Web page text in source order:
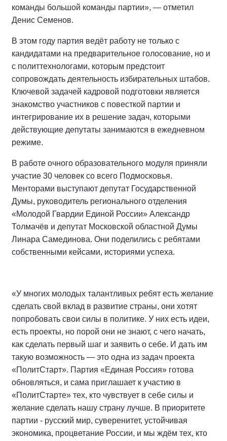
команды большой команды партии», — отметил
Денис Семенов.
В этом году партия ведёт работу не только с
кандидатами на предварительное голосование, но и
с политтехнологами, которым предстоит
сопровождать деятельность избирательных штабов.
Ключевой задачей кадровой подготовки является
знакомство участников с повесткой партии и
интегрирование их в решение задач, которыми
действующие депутаты занимаются в ежедневном
режиме.
В работе очного образовательного модуля приняли
участие 30 человек со всего Подмосковья.
Менторами выступают депутат Государственной
Думы, руководитель регионального отделения
«Молодой Гвардии Единой России» Александр
Толмачёв и депутат Московской областной Думы
Линара Самединова. Они поделились с ребятами
собственными кейсами, историями успеха.
«У многих молодых талантливых ребят есть желание
сделать свой вклад в развитие страны, они хотят
попробовать свои силы в политике. У них есть идеи,
есть проекты, но порой они не знают, с чего начать,
как сделать первый шаг и заявить о себе. И дать им
такую возможность — это одна из задач проекта
«ПолитСтарт». Партия «Единая Россия» готова
обновляться, и сама приглашает к участию в
«ПолитСтарте» тех, кто чувствует в себе силы и
желание сделать нашу страну лучше. В приоритете
партии - русский мир, суверенитет, устойчивая
экономика, процветание России, и мы ждём тех, кто